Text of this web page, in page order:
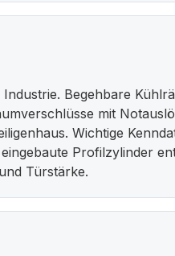
Begehbare
mit
Wichtige
Profilzylinder
Türstärke.